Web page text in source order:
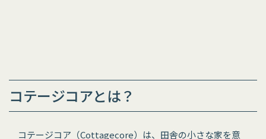
コテージコアとは？
コテージコア（Cottagecore）は、田舎の小さな家を意